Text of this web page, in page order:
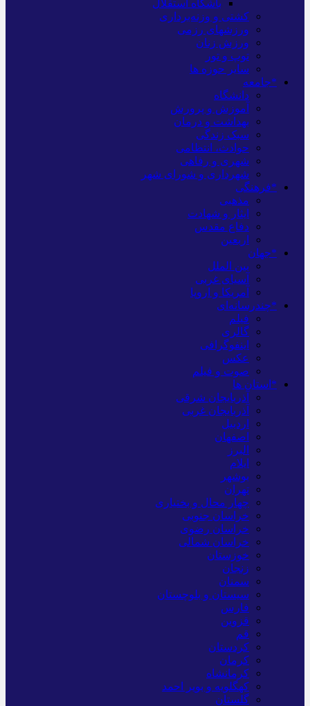
باشگاه استقلال
کشتی و وزنه‌برداری
ورزشهای رزمی
ورزش زنان
توپ و تور
سایر حوزه ها
*جامعه
دانشگاه
آموزش و پرورش
بهداشت و درمان
سبک زندگی
حوادث، انتظامی
شهری و رفاهی
شهرداری و شورای شهر
*فرهنگی
مذهبی
ایثار و شهادت
دفاع مقدس
اربعین
*جهان
بین الملل
آسیای غربی
آمریکا و اروپا
*چندرسانه‌ای
فیلم
گالری
اینفوگرافی
عکس
صوت و فیلم
*استان ها
آذربایجان شرقی
آذربایجان غربی
اردبیل
اصفهان
البرز
ایلام
بوشهر
تهران
چهار محال و بختیاری
خراسان جنوبی
خراسان رضوی
خراسان شمالی
خوزستان
زنجان
سمنان
سیستان و بلوچستان
فارس
قزوین
قم
کردستان
کرمان
کرمانشاه
کهگلویه و بویر احمد
گلستان